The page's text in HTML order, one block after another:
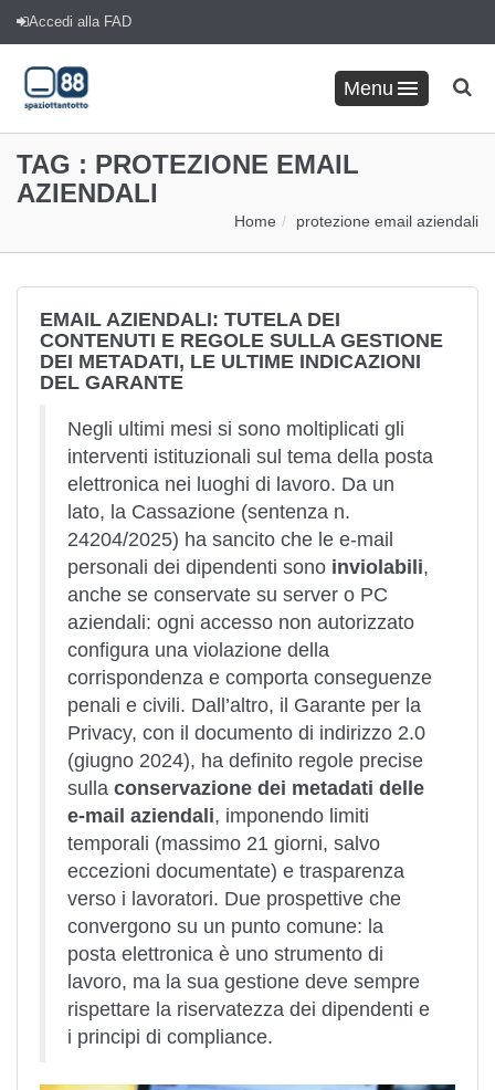
Accedi alla FAD
Menu
TAG : PROTEZIONE EMAIL
AZIENDALI
Home protezione email aziendali
EMAIL AZIENDALI: TUTELA DEI
CONTENUTI E REGOLE SULLA GESTIONE
DEI METADATI, LE ULTIME INDICAZIONI
DEL GARANTE
Negli ultimi mesi si sono moltiplicati gli
interventi istituzionali sul tema della posta
elettronica nei luoghi di lavoro. Da un
lato, la Cassazione (sentenza n.
24204/2025) ha sancito che le e-mail
personali dei dipendenti sono inviolabili,
anche se conservate su server o PC
aziendali: ogni accesso non autorizzato
configura una violazione della
corrispondenza e comporta conseguenze
penali e civili. Dall’altro, il Garante per la
Privacy, con il documento di indirizzo 2.0
(giugno 2024), ha definito regole precise
sulla conservazione dei metadati delle
e-mail aziendali, imponendo limiti
temporali (massimo 21 giorni, salvo
eccezioni documentate) e trasparenza
verso i lavoratori. Due prospettive che
convergono su un punto comune: la
posta elettronica è uno strumento di
lavoro, ma la sua gestione deve sempre
rispettare la riservatezza dei dipendenti e
i principi di compliance.